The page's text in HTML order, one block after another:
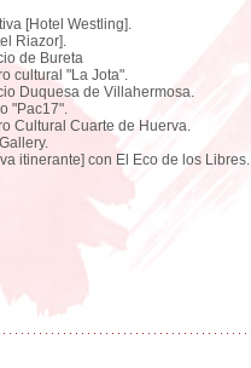
[Hotel Westling].
Riazor].
de Bureta
cultural "La Jota".
Duquesa de Villahermosa.
"Pac17".
Cultural Cuarte de Huerva.
itinerante] con El Eco de los Libres.